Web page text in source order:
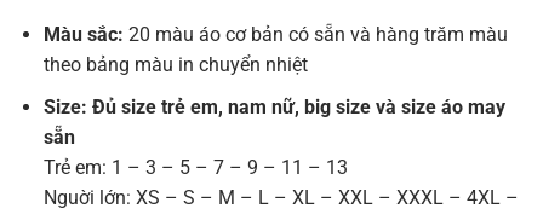
Màu sắc: 20 màu áo cơ bản có sẵn và hàng trăm màu
theo bảng màu in chuyển nhiệt
Size: Đủ size trẻ em, nam nữ, big size và size áo may
sẵn
Trẻ em: 1 – 3 – 5 – 7 – 9 – 11 – 13
Nguời lớn: XS – S – M – L – XL – XXL – XXXL – 4XL –